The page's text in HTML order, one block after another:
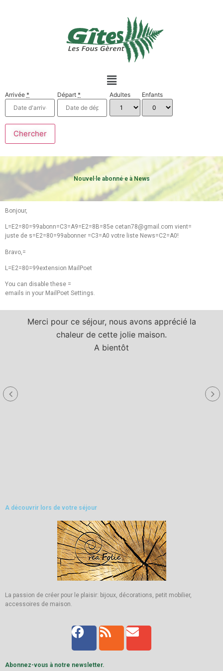
Arrivée * Départ * Adultes Enfants
Nouvel·le abonné·e à News
Bonjour,
L=E2=80=99abonn=C3=A9=E2=8B=85e cetan78@gmail.com vient=
juste de s=E2=80=99abonner =C3=A0 votre liste News=C2=A0!
Bravo,=
L=E2=80=99extension MailPoet
You can disable these =
emails in your MailPoet Settings.
Merci pour ce séjour, nous avons apprécié la
chaleur de cette jolie maison.
A bientôt
A découvrir lors de votre séjour
La passion de créer pour le plaisir: bijoux, décorations, petit mobilier,
accessoires de maison.
Abonnez-vous à notre newsletter.